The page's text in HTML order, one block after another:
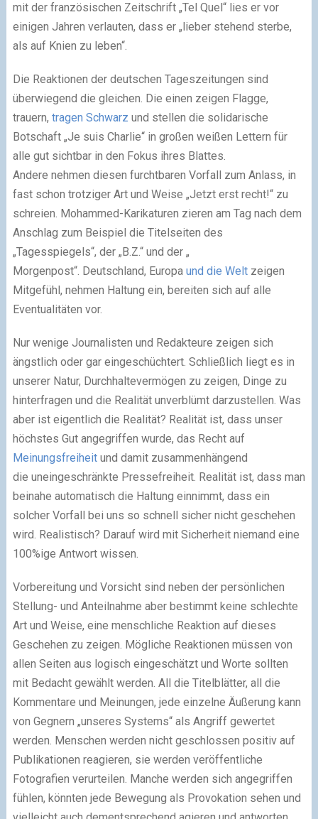
mit der französischen Zeitschrift „Tel Quel“ lies er vor
einigen Jahren verlauten, dass er „lieber stehend sterbe,
als auf Knien zu leben“.
Die Reaktionen der deutschen Tageszeitungen sind
überwiegend die gleichen. Die einen zeigen Flagge,
trauern, tragen Schwarz und stellen die solidarische
Botschaft „Je suis Charlie“ in großen weißen Lettern für
alle gut sichtbar in den Fokus ihres Blattes.
Andere nehmen diesen furchtbaren Vorfall zum Anlass, in
fast schon trotziger Art und Weise „Jetzt erst recht!“ zu
schreien. Mohammed-Karikaturen zieren am Tag nach dem
Anschlag zum Beispiel die Titelseiten des
„Tagesspiegels“, der „B.Z.“ und der „
Morgenpost“. Deutschland, Europa und die Weltzeigen
Mitgefühl, nehmen Haltung ein, bereiten sich auf alle
Eventualitäten vor.
Nur wenige Journalisten und Redakteure zeigen sich
ängstlich oder gar eingeschüchtert. Schließlich liegt es in
unserer Natur, Durchhaltevermögen zu zeigen, Dinge zu
hinterfragen und die Realität unverblümt darzustellen. Was
aber ist eigentlich die Realität? Realität ist, dass unser
höchstes Gut angegriffen wurde, das Recht auf
Meinungsfreiheitund damit zusammenhängend
die uneingeschränkte Pressefreiheit. Realität ist, dass man
beinahe automatisch die Haltung einnimmt, dass ein
solcher Vorfall bei uns so schnell sicher nicht geschehen
wird. Realistisch? Darauf wird mit Sicherheit niemand eine
100%ige Antwort wissen.
Vorbereitung und Vorsicht sind neben der persönlichen
Stellung- und Anteilnahme aber bestimmt keine schlechte
Art und Weise, eine menschliche Reaktion auf dieses
Geschehen zu zeigen. Mögliche Reaktionen müssen von
allen Seiten aus logisch eingeschätzt und Worte sollten
mit Bedacht gewählt werden. All die Titelblätter, all die
Kommentare und Meinungen, jede einzelne Äußerung kann
von Gegnern „unseres Systems“ als Angriff gewertet
werden. Menschen werden nicht geschlossen positiv auf
Publikationen reagieren, sie werden veröffentliche
Fotografien verurteilen. Manche werden sich angegriffen
fühlen, könnten jede Bewegung als Provokation sehen und